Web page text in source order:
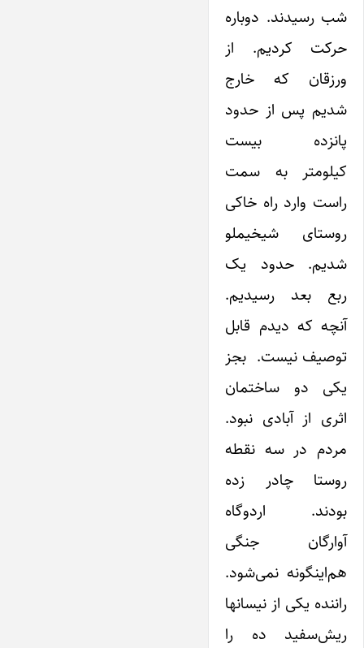
شب رسیدند. دوباره
حرکت کردیم. از
ورزقان که خارج
شدیم پس از حدود
پانزده بیست
کیلومتر به سمت
راست وارد راه خاکی
روستای شیخیملو
شدیم. حدود یک
ربع بعد رسیدیم.
آنچه که دیدم قابل
توصیف نیست. بجز
یکی دو ساختمان
اثری از آبادی نبود.
مردم در سه نقطه
روستا چادر زده
بودند. اردوگاه
آوارگان جنگی
هم‌اینگونه نمی‌شود.
راننده یکی از نیسانها
ریش‌سفید ده را